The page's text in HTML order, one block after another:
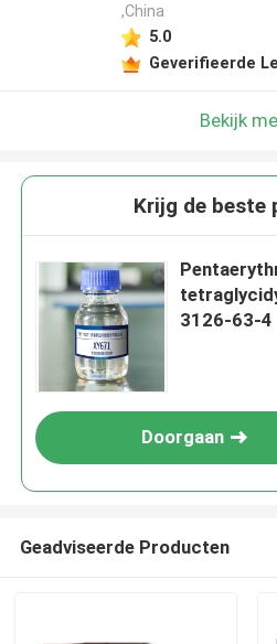
,China
5.0
Geverifieerde
Bekijk
Krijg de beste
3126-63-4
Doorgaan
Geadviseerde Producten